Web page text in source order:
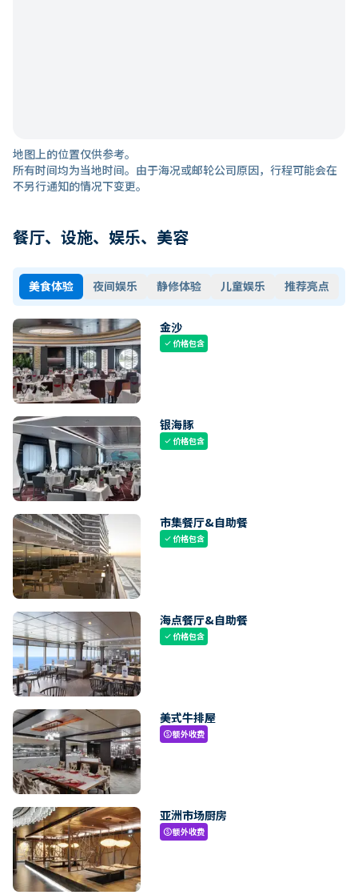
地图上的位置仅供参考。
所有时间均为当地时间。由于海况或邮轮公司原因，行程可能会在
不另行通知的情况下变更。
餐厅、设施、娱乐、美容
美食体验 夜间娱乐 静修体验 儿童娱乐 推荐亮点
金沙
check价格包含
银海豚
check价格包含
市集餐厅&自助餐
check价格包含
海点餐厅&自助餐
check价格包含
美式牛排屋
paid额外收费
亚洲市场厨房
paid额外收费